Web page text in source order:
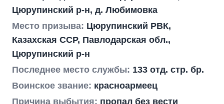
Цюрупинский р-н, д. Любимовка
Место призыва: Цюрупинский РВК,
Казахская ССР, Павлодарская обл.,
Цюрупинский р-н
Последнее место службы: 133 отд. стр. бр.
Воинское звание: красноармеец
Причина выбытия: пропал без вести